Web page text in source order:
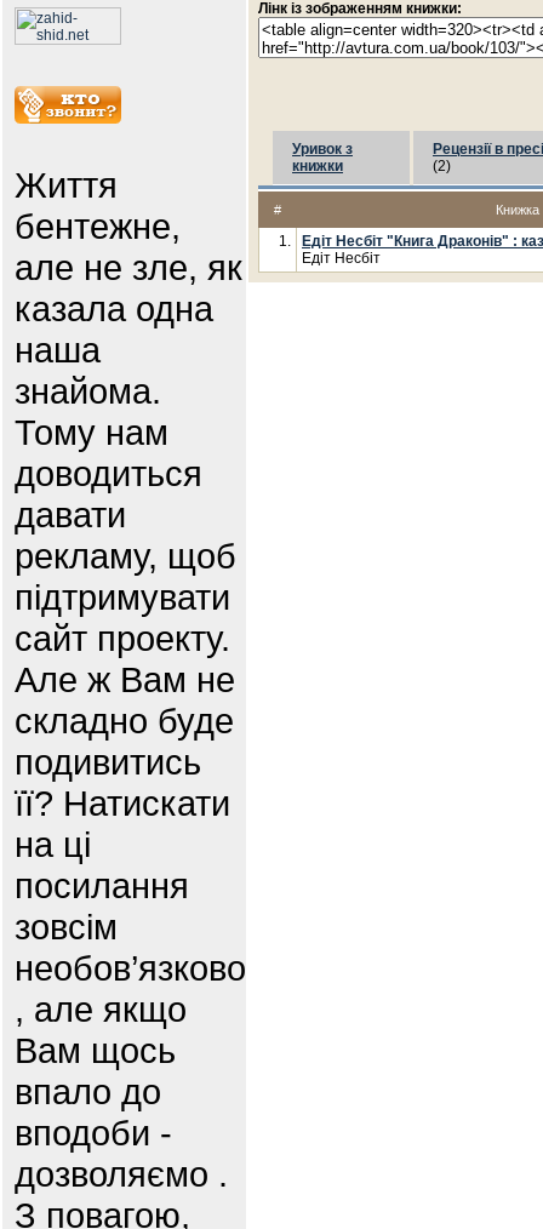
Життя
бентежне,
але не зле, як
казала одна
наша
знайома.
Тому нам
доводиться
давати
рекламу, щоб
підтримувати
сайт проекту.
Але ж Вам не
складно буде
подивитись
її? Натискати
на ці
посилання
зовсім
необов’язково
, але якщо
Вам щось
впало до
вподоби -
дозволяємо .
З повагою,
Лінк із зображенням книжки:
Уривок з
книжки
Рецензії в пресі
(2)
# Книжка
1.
Едіт Несбіт "Книга Драконів" :
Едіт Несбіт